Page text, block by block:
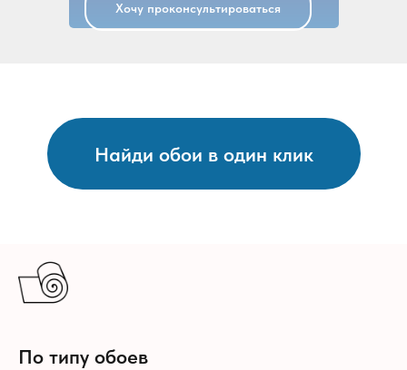
Хочу проконсультироваться
Найди обои в один клик
По типу обоев